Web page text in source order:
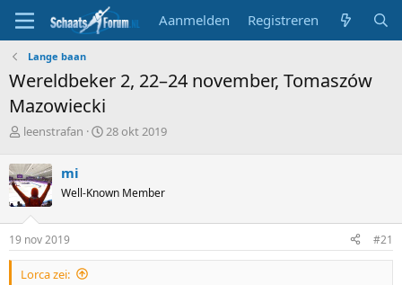
Aanmelden Registreren
Lange baan
Wereldbeker 2, 22–24 november, Tomaszów
Mazowiecki
T
p
i
c
s
t
a
r
t
leenstrafan
S
t
a
u
28 okt 2019
mi
Well-Known Member
19 nov 2019 #21
Lorca zei: